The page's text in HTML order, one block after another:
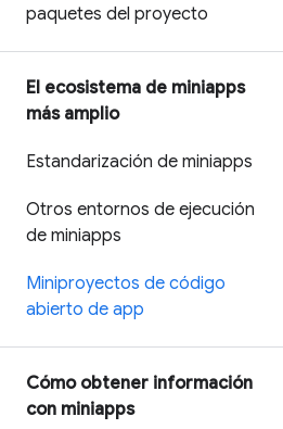
paquetes del proyecto
El ecosistema de miniapps
más amplio
Estandarización de miniapps
Otros entornos de ejecución
de miniapps
Miniproyectos de código
abierto de app
Cómo obtener información
con miniapps